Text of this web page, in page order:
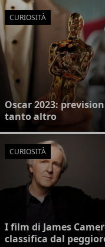
CURIOSITÀ
Oscar 2023:
tanto altro
CURIOSITÀ
I film di James
classifica dal